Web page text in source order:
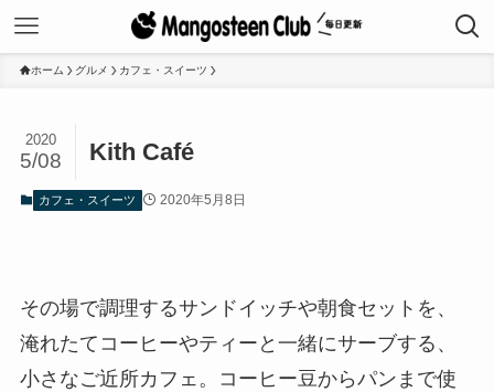
ホーム グルメ カフェ・スイーツ
Kith Café
2020
5/08
カフェ・スイーツ 2020年5月8日
その場で調理するサンドイッチや朝食セットを、
淹れたてコーヒーやティーと一緒にサーブする、
小さなご近所カフェ。コーヒー豆からパンまで使